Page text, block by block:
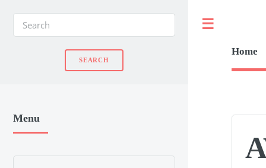
Home
Menu